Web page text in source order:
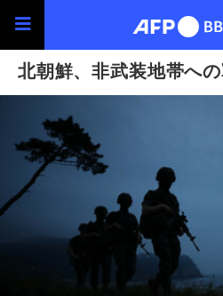
北朝鮮、非武装地帯へ